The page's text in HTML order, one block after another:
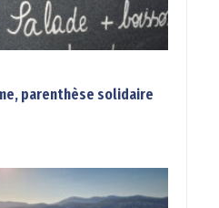
parenthèse solidaire